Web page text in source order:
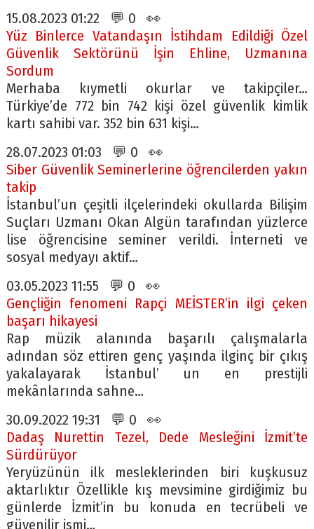
15.08.2023 01:22 💬 0 👀
Yüz Binlerce Vatandaşın İstihdam Edildiği Özel
Güvenlik Sektörünü İşin Ehline, Uzmanına
Sordum
Merhaba kıymetli okurlar ve takipçiler…
Türkiye’de 772 bin 742 kişi özel güvenlik kimlik
kartı sahibi var. 352 bin 631 kişi…
28.07.2023 01:03 💬 0 👀
Siber Güvenlik Seminerlerine öğrencilerden yakın
takip
İstanbul’un çeşitli ilçelerindeki okullarda Bilişim
Suçları Uzmanı Okan Algün tarafından yüzlerce
lise öğrencisine seminer verildi. İnterneti ve
sosyal medyayı aktif…
03.05.2023 11:55 💬 0 👀
Gençliğin fenomeni Rapçi MEİSTER’in ilgi çeken
başarı hikayesi
Rap müzik alanında başarılı çalışmalarla
adından söz ettiren genç yaşında ilginç bir çıkış
yakalayarak İstanbul’ un en prestijli
mekânlarında sahne…
30.09.2022 19:31 💬 0 👀
Dadaş Nurettin Tezel, Dede Mesleğini İzmit’te
Sürdürüyor
Yeryüzünün ilk mesleklerinden biri kuşkusuz
aktarlıktır Özellikle kış mevsimine girdiğimiz bu
günlerde İzmit’in bu konuda en tecrübeli ve
güvenilir ismi…